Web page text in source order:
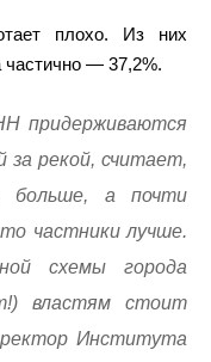
плохо. Из них
частично — 37,2%.
придерживаются
рекой, считает,
больше, а почти
частники лучше.
схемы города
властям стоит
Института